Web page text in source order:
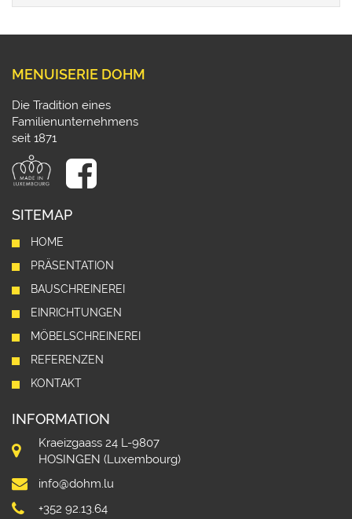
MENUISERIE DOHM
Die Tradition eines
Familienunternehmens
seit 1871
SITEMAP
HOME
PRÄSENTATION
BAUSCHREINEREI
EINRICHTUNGEN
MÖBELSCHREINEREI
REFERENZEN
KONTAKT
INFORMATION
Kraeizgaass 24 L-9807
HOSINGEN (Luxembourg)
info@dohm.lu
+352 92.13.64